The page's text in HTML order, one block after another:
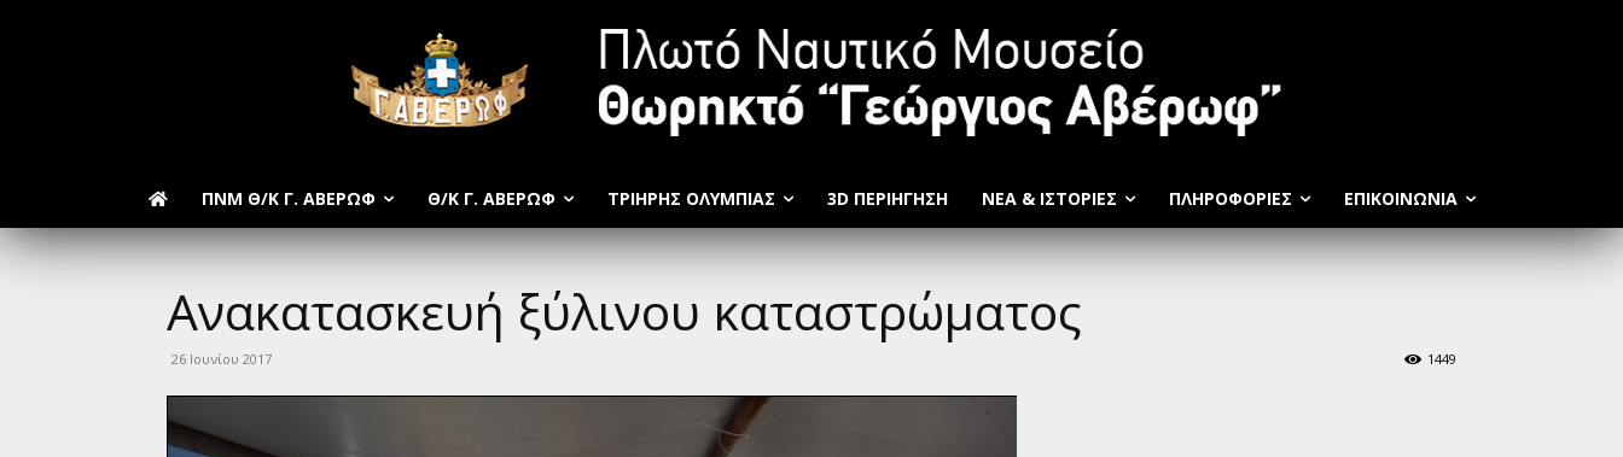
ΠΝΜ Θ/Κ Γ. ΑΒΕΡΩΦ Θ/Κ Γ. ΑΒΕΡΩΦ ΤΡΙΉΡΗΣ ΟΛΥΜΠΙΆΣ 3D ΠΕΡΙΗΓΗΣΗ ΝΕΑ & ΙΣΤΟΡΙΕΣ ΠΛΗΡΟΦΟΡΊΕΣ ΕΠΙΚΟΙΝΩΝΊΑ
Ανακατασκευή ξύλινου καταστρώματος
26 Ιουνίου 2017 1449